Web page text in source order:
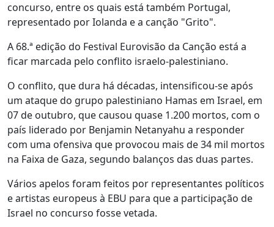
concurso, entre os quais está também Portugal,
representado por Iolanda e a canção "Grito".
A 68.ª edição do Festival Eurovisão da Canção está a
ficar marcada pelo conflito israelo-palestiniano.
O conflito, que dura há décadas, intensificou-se após
um ataque do grupo palestiniano Hamas em Israel, em
07 de outubro, que causou quase 1.200 mortos, com o
país liderado por Benjamin Netanyahu a responder
com uma ofensiva que provocou mais de 34 mil mortos
na Faixa de Gaza, segundo balanços das duas partes.
Vários apelos foram feitos por representantes políticos
e artistas europeus à EBU para que a participação de
Israel no concurso fosse vetada.